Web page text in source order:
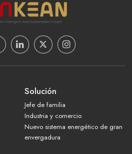
Solución
Jefe de familia
Industria y comercio
Nuevo sistema energético de gran
envergadura